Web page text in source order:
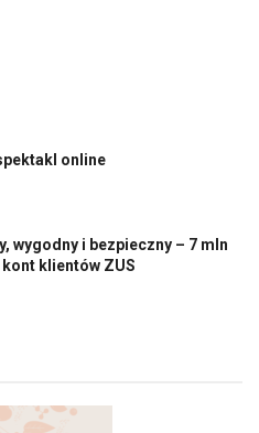
online
wygodny i bezpieczny – 7 mln
klientów ZUS